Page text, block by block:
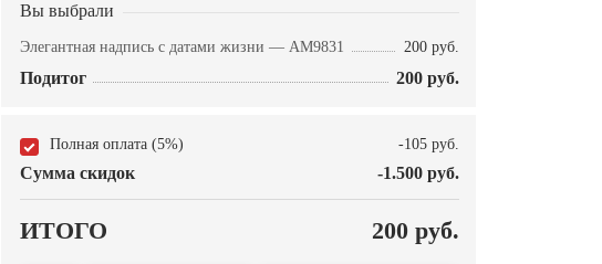
Вы выбрали
Элегантная надпись с датами жизни — AM9831 200 руб.
Подитог 200 руб.
Полная оплата (5%) -105 руб.
Сумма скидок -1.500 руб.
ИТОГО 200 руб.